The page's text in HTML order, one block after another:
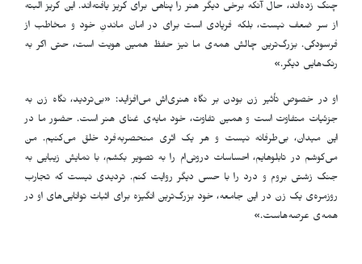
چنگ زده‌اند، حال آنکه برخی دیگر هنر را پناهی برای گریز یافته‌اند. این گریز البته
از سر ضعف نیست، بلکه فریادی است برای در امان ماندنِ خود و مخاطب از
فرسودگی. بزرگ‌ترین چالش همه‌ی ما نیز حفظ همین هویت است، حتی اگر به
رنگ‌هایی دیگر.»
او در خصوص تأثیر زن بودن بر نگاه هنری‌اش می‌افزاید: «بی‌تردید، نگاه زن به
جزئیات متفاوت است و همین تفاوت، خود مایه‌ی غنای هنر است. حضور ما در
این میدان، بی‌طرفانه نیست و هر یک اثری منحصربه‌فرد خلق می‌کنیم. من
می‌کوشم در تابلوهایم، احساسات درونی‌ام را به تصویر بکشم، با نمایش زیبایی به
جنگ زشتی بروم و درد را با حسی دیگر روایت کنم. تردیدی نیست که تجارب
روزمره‌ی یک زن در این جامعه، خود بزرگ‌ترین انگیزه برای اثبات توانایی‌های او در
همه‌ی عرصه‌هاست.»